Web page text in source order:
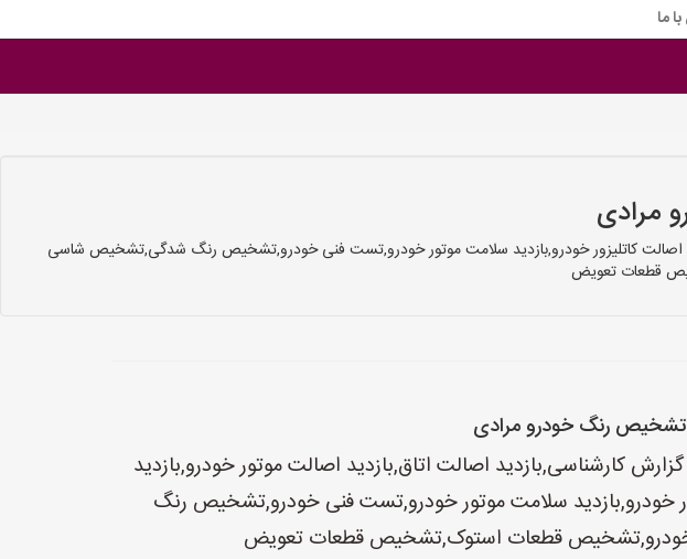
ما
مرادی
و اصالت کاتلیزور خودرو,بازدید سلامت موتور خودرو,تست فنی خودرو,تشخیص رنگ شدگی,تشخیص شاسی
قطعات تعویض
تشخیص رنگ خودرو مرادی
کارشناسی,بازدید اصالت اتاق,بازدید اصالت موتور خودرو,بازدید
خودرو,بازدید سلامت موتور خودرو,تست فنی خودرو,تشخیص رنگ
قطعات استوک,تشخیص قطعات تعویض